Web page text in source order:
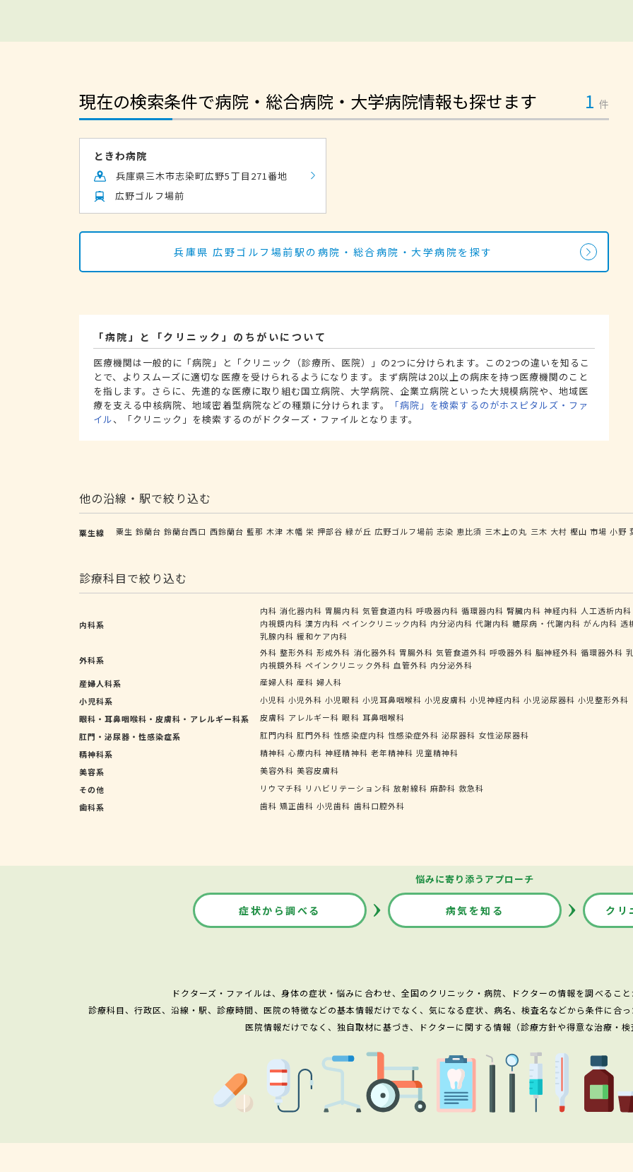
現在の検索条件で病院・総合病院・大学病院情報も探せます 1 件
ときわ病院
兵庫県三木市志染町広野5丁目271番地
広野ゴルフ場前
兵庫県 広野ゴルフ場前駅の病院・総合病院・大学病院を探す
「病院」と「クリニック」のちがいについて
医療機関は一般的に「病院」と「クリニック（診療所、医院）」の2つに分けられます。この2つの違いを知るこ
とで、よりスムーズに適切な医療を受けられるようになります。まず病院は20以上の病床を持つ医療機関のこと
を指します。さらに、先進的な医療に取り組む国立病院、大学病院、企業立病院といった大規模病院や、地域医
療を支える中核病院、地域密着型病院などの種類に分けられます。
「病院」を検索するのがホスピタルズ・ファ
イル、「クリニック」を検索するのがドクターズ・ファイルとなります。
他の沿線・駅で絞り込む
粟生線 粟生 鈴蘭台 鈴蘭台西口 西鈴蘭台 藍那 木津 木幡 栄 押部谷 緑が丘 広野ゴルフ場前 志染 恵比須 三木上の丸 三木 大村 樫山 市場 小野
診療科目で絞り込む
内科系
内科 消化器内科 胃腸内科 気管食道内科 呼吸器内科 循環器内科 腎臓内科 神経内科 人工透析内科
内視鏡内科 漢方内科 ペインクリニック内科 内分泌内科 代謝内科 糖尿病・代謝内科 がん内科 透
乳腺内科 緩和ケア内科
外科系
外科 整形外科 形成外科 消化器外科 胃腸外科 気管食道外科 呼吸器外科 脳神経外科 循環器外科
内視鏡外科 ペインクリニック外科 血管外科 内分泌外科
産婦人科系
産婦人科 産科 婦人科
小児科系
小児科 小児外科 小児眼科 小児耳鼻咽喉科 小児皮膚科 小児神経内科 小児泌尿器科 小児整形外科
眼科・耳鼻咽喉科・皮膚科・アレルギー科系
皮膚科 アレルギー科 眼科 耳鼻咽喉科
肛門・泌尿器・性感染症系
肛門内科 肛門外科 性感染症内科 性感染症外科 泌尿器科 女性泌尿器科
精神科系
精神科 心療内科 神経精神科 老年精神科 児童精神科
美容系
美容外科 美容皮膚科
その他
リウマチ科 リハビリテーション科 放射線科 麻酔科 救急科
歯科系
歯科 矯正歯科 小児歯科 歯科口腔外科
悩みに寄り添うアプローチ
症状から調べる 病気を知る クリ
ドクターズ・ファイルは、身体の症状・悩みに合わせ、全国のクリニック・病院、ドクターの情報を調べるこ
診療科目、行政区、沿線・駅、診療時間、医院の特徴などの基本情報だけでなく、気になる症状、病名、検査名などから条件に合
医院情報だけでなく、独自取材に基づき、ドクターに関する情報（診療方針や得意な治療・